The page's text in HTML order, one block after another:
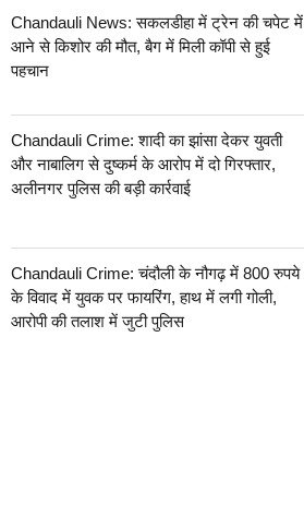
Chandauli News: सकलडीहा में ट्रेन की चपेट में
आने से किशोर की मौत, बैग में मिली कॉपी से हुई
पहचान
Chandauli Crime: शादी का झांसा देकर युवती
और नाबालिग से दुष्कर्म के आरोप में दो गिरफ्तार,
अलीनगर पुलिस की बड़ी कार्रवाई
Chandauli Crime: चंदौली के नौगढ़ में 800 रुपये
के विवाद में युवक पर फायरिंग, हाथ में लगी गोली,
आरोपी की तलाश में जुटी पुलिस